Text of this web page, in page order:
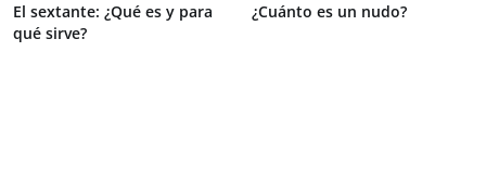
El sextante: ¿Qué es y para
qué sirve?
¿Cuánto es un nudo?